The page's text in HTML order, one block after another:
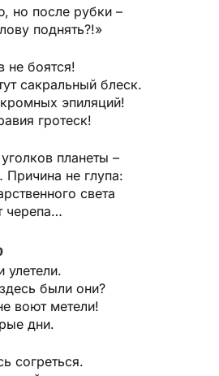
но после рубки –
поднять?!»
не боятся!
сакральный блеск.
эпиляций!
гротеск!
планеты –
не глупа:
света
черепа…
улетели.
были они?
воют метели!
дни.
согреться.